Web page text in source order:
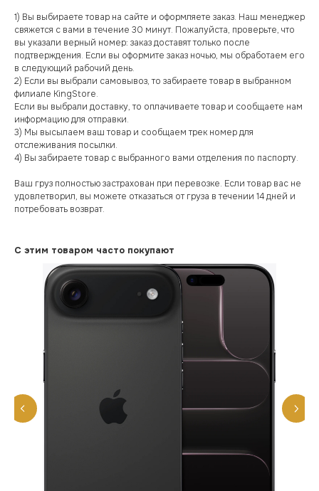
1) Вы выбираете товар на сайте и оформляете заказ. Наш менеджер
свяжется с вами в течение 30 минут. Пожалуйста, проверьте, что
вы указали верный номер: заказ доставят только после
подтверждения. Если вы оформите заказ ночью, мы обработаем его
в следующий рабочий день.
2) Если вы выбрали самовывоз, то забираете товар в выбранном
филиале KingStore.
Если вы выбрали доставку, то оплачиваете товар и сообщаете нам
информацию для отправки.
3) Мы высылаем ваш товар и сообщаем трек номер для
отслеживания посылки.
4) Вы забираете товар с выбранного вами отделения по паспорту.
Ваш груз полностью застрахован при перевозке. Если товар вас не
удовлетворил, вы можете отказаться от груза в течении 14 дней и
потребовать возврат.
С этим товаром часто покупают